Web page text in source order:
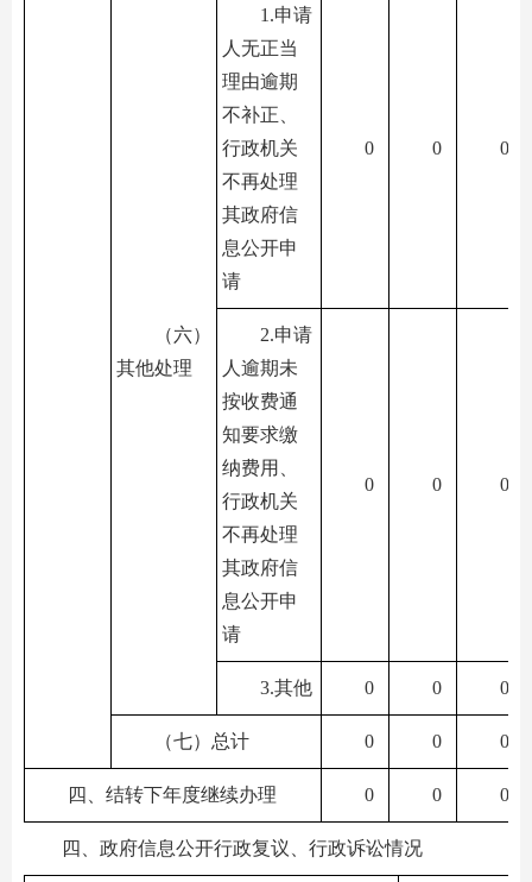
（六）
其他处理
1.申请
人无正当
理由逾期
不补正、
行政机关
不再处理
其政府信
息公开申
请
0 0 0
2.申请
人逾期未
按收费通
知要求缴
纳费用、
行政机关
不再处理
其政府信
息公开申
请
0 0 0
3.其他 0 0 0
（七）总计 0 0 0
四、结转下年度继续办理 0 0 0
四、政府信息公开行政复议、行政诉讼情况